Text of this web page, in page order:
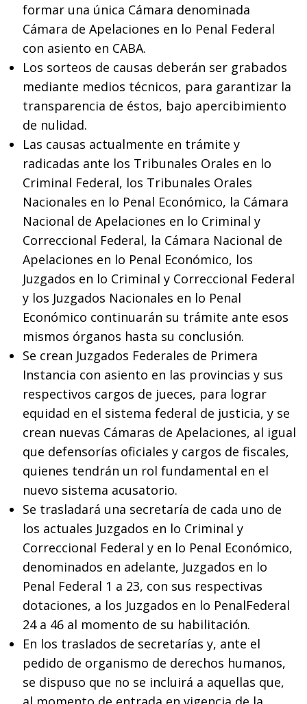
formar una única Cámara denominada
Cámara de Apelaciones en lo Penal Federal
con asiento en CABA.
Los sorteos de causas deberán ser grabados
mediante medios técnicos, para garantizar la
transparencia de éstos, bajo apercibimiento
de nulidad.
Las causas actualmente en trámite y
radicadas ante los Tribunales Orales en lo
Criminal Federal, los Tribunales Orales
Nacionales en lo Penal Económico, la Cámara
Nacional de Apelaciones en lo Criminal y
Correccional Federal, la Cámara Nacional de
Apelaciones en lo Penal Económico, los
Juzgados en lo Criminal y Correccional Federal
y los Juzgados Nacionales en lo Penal
Económico continuarán su trámite ante esos
mismos órganos hasta su conclusión.
Se crean Juzgados Federales de Primera
Instancia con asiento en las provincias y sus
respectivos cargos de jueces, para lograr
equidad en el sistema federal de justicia, y se
crean nuevas Cámaras de Apelaciones, al igual
que defensorías oficiales y cargos de fiscales,
quienes tendrán un rol fundamental en el
nuevo sistema acusatorio.
Se trasladará una secretaría de cada uno de
los actuales Juzgados en lo Criminal y
Correccional Federal y en lo Penal Económico,
denominados en adelante, Juzgados en lo
Penal Federal 1 a 23, con sus respectivas
dotaciones, a los Juzgados en lo PenalFederal
24 a 46 al momento de su habilitación.
En los traslados de secretarías y, ante el
pedido de organismo de derechos humanos,
se dispuso que no se incluirá a aquellas que,